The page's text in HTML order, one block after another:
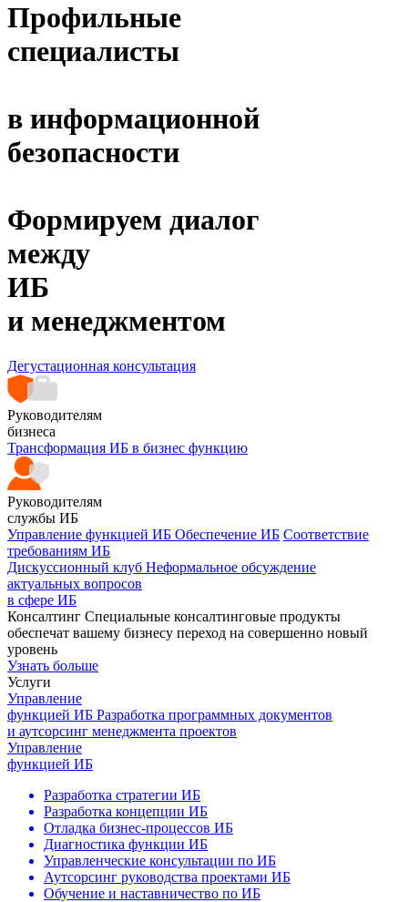
Профильные
специалисты
в информационной
безопасности
Формируем диалог
между
ИБ
и менеджментом
Дегустационная консультация
Руководителям
бизнеса
Трансформация ИБ в бизнес функцию
Руководителям
службы ИБ
Управление функцией ИБ Обеспечение ИБ Соответствие
требованиям ИБ
Дискуссионный клуб Неформальное обсуждение
актуальных вопросов
в сфере ИБ
Консалтинг Cпециальные консалтинговые продукты
обеспечат вашему бизнесу переход на совершенно новый
уровень
Узнать больше
Услуги
Управление
функцией ИБ Разработка программных документов
и аутсорсинг менеджмента проектов
Управление
функцией ИБ
Разработка стратегии ИБ
Разработка концепции ИБ
Отладка бизнес-процессов ИБ
Диагностика функции ИБ
Управленческие консультации по ИБ
Аутсорсинг руководства проектами ИБ
Обучение и наставничество по ИБ